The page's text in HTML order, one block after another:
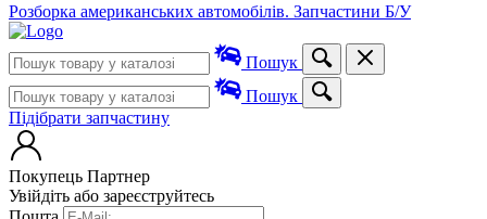
Розборка американських автомобілів. Запчастини Б/У
Пошук
Пошук
Підібрати запчастину
Покупець Партнер
Увійдіть або зареєструйтесь